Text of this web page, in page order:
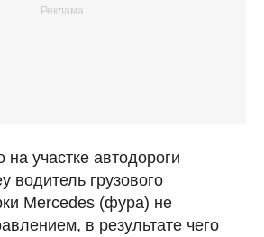
участке автодороги
водитель грузового
Mercedes (фура) не
в результате чего